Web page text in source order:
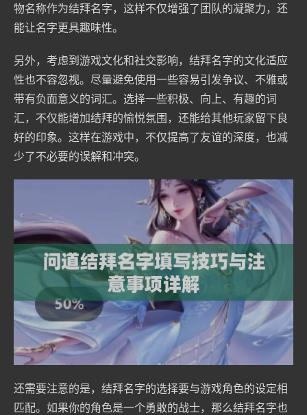
物名称作为结拜名字，这样不仅增强了团队的凝聚力，还
能让名字更具趣味性。
另外，考虑到游戏文化和社交影响，结拜名字的文化适应
性也不容忽视。尽量避免使用一些容易引发争议、不雅或
带有负面意义的词汇。选择一些积极、向上、有趣的词
汇，不仅能增加结拜的愉悦氛围，还能给其他玩家留下良
好的印象。这样在游戏中，不仅提高了友谊的深度，也减
少了不必要的误解和冲突。
还需要注意的是，结拜名字的选择要与游戏角色的设定相
匹配。如果你的角色是一个勇敢的战士，那么结拜名字也